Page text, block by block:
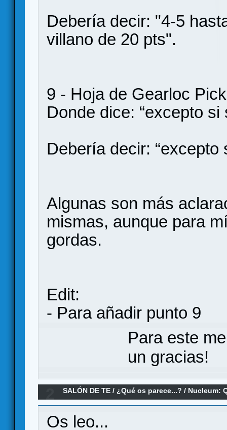
Debería decir: "4-5
villano de 20 pts".
9 - Hoja de Gearloc
Donde dice: “excepto
Debería decir: “excepto
Algunas son más
mismas, aunque para
gordas.
Edit:
- Para añadir punto 9
Para este
un gracias!
SALÓN DE TE /¿Qué os parece...? / Nucleum:
Os leo...